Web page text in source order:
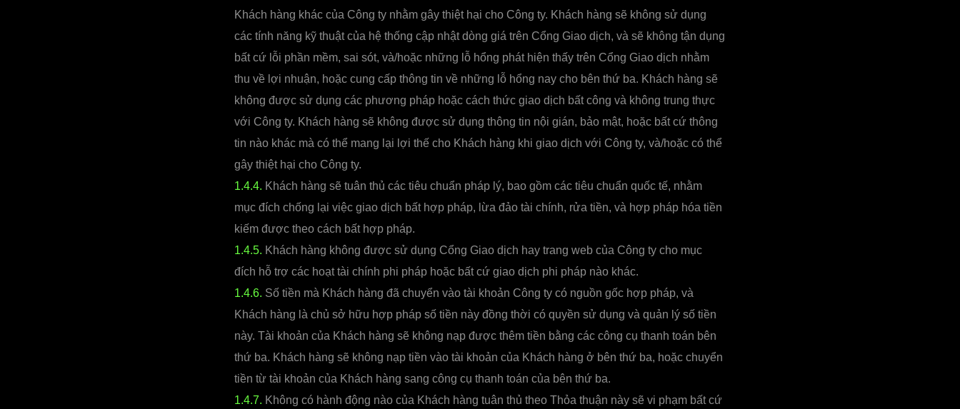
Khách hàng khác của Công ty nhằm gây thiệt hại cho Công ty. Khách hàng sẽ không sử dụng
các tính năng kỹ thuật của hệ thống cập nhật dòng giá trên Cổng Giao dịch, và sẽ không tận dụng
bất cứ lỗi phần mềm, sai sót, và/hoặc những lỗ hổng phát hiện thấy trên Cổng Giao dịch nhằm
thu về lợi nhuận, hoặc cung cấp thông tin về những lỗ hổng nay cho bên thứ ba. Khách hàng sẽ
không được sử dụng các phương pháp hoặc cách thức giao dịch bất công và không trung thực
với Công ty. Khách hàng sẽ không được sử dụng thông tin nội gián, bảo mật, hoặc bất cứ thông
tin nào khác mà có thể mang lại lợi thế cho Khách hàng khi giao dịch với Công ty, và/hoặc có thể
gây thiệt hại cho Công ty.
1.4.4. Khách hàng sẽ tuân thủ các tiêu chuẩn pháp lý, bao gồm các tiêu chuẩn quốc tế, nhằm
mục đích chống lại việc giao dịch bất hợp pháp, lừa đảo tài chính, rửa tiền, và hợp pháp hóa tiền
kiếm được theo cách bất hợp pháp.
1.4.5. Khách hàng không được sử dụng Cổng Giao dịch hay trang web của Công ty cho mục
đích hỗ trợ các hoạt tài chính phi pháp hoặc bất cứ giao dịch phi pháp nào khác.
1.4.6. Số tiền mà Khách hàng đã chuyển vào tài khoản Công ty có nguồn gốc hợp pháp, và
Khách hàng là chủ sở hữu hợp pháp số tiền này đồng thời có quyền sử dụng và quản lý số tiền
này. Tài khoản của Khách hàng sẽ không nạp được thêm tiền bằng các công cụ thanh toán bên
thứ ba. Khách hàng sẽ không nạp tiền vào tài khoản của Khách hàng ở bên thứ ba, hoặc chuyển
tiền từ tài khoản của Khách hàng sang công cụ thanh toán của bên thứ ba.
1.4.7. Không có hành động nào của Khách hàng tuân thủ theo Thỏa thuận này sẽ vi phạm bất cứ